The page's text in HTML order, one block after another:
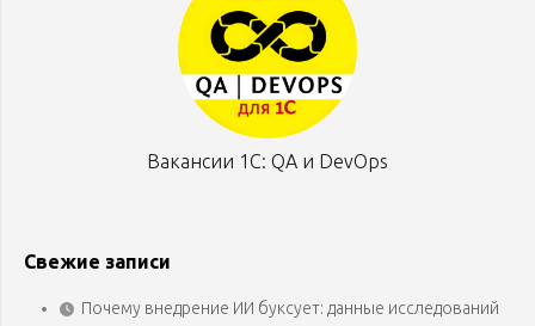
Вакансии 1С: QA и DevOps
Свежие записи
Почему внедрение ИИ буксует: данные исследований